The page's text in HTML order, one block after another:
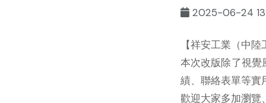
2025-06-24
【祥安工業（中
本次改版除了視覺
績、聯絡表單等實
歡迎大家多加瀏覽